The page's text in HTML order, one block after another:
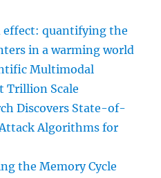
effect: quantifying the
in a warming world
Multimodal
Trillion Scale
Discovers State-of-
Algorithms for
the Memory Cycle